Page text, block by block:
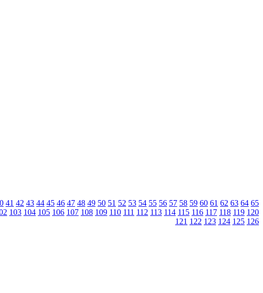
41 42 43 44 45 46 47 48 49 50 51 52 53 54 55 56 57 58 59 60 61 62 63 64 65
103 104 105 106 107 108 109 110 111 112 113 114 115 116 117 118 119 120
121 122 123 124 125 126